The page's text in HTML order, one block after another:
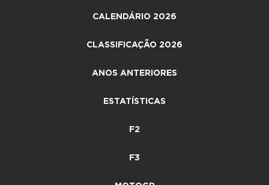
CALENDÁRIO 2026
CLASSIFICAÇÃO 2026
ANOS ANTERIORES
ESTATÍSTICAS
F2
F3